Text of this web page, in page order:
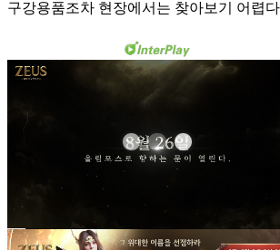
구강용품조차 현장에서는 찾아보기 어렵